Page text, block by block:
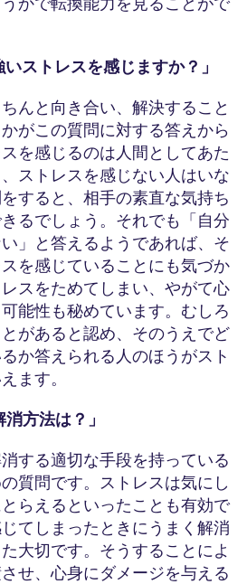
ストレスを感じますか？」
んと向き合い、解決すること
がこの質問に対する答えから
を感じるのは人間としてあた
ストレスを感じない人はいな
すると、相手の素直な気持ち
るでしょう。それでも「自分
」と答えるようであれば、そ
を感じていることにも気づか
スをためてしまい、やがて心
能性も秘めています。むしろ
があると認め、そのうえでど
か答えられる人のほうがスト
ます。
方法は？」
する適切な手段を持っている
質問です。ストレスは気にし
らえるといったことも有効で
てしまったときにうまく解消
大切です。そうすることによ
せ、心身にダメージを与える